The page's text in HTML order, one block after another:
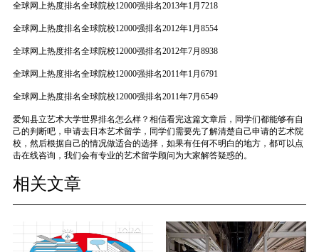
全球网上热度排名全球院校12000强排名2013年1月7218
全球网上热度排名全球院校12000强排名2012年1月8554
全球网上热度排名全球院校12000强排名2012年7月8938
全球网上热度排名全球院校12000强排名2011年1月6791
全球网上热度排名全球院校12000强排名2011年7月6549
爱知县立艺术大学世界排名怎么样？相信看完这篇文章后，同学们都能够有自
己的判断吧，申请去日本艺术留学，同学们需要先了解清楚自己申请的艺术院
校，然后根据自己的情况做适合的选择，如果有任何不明白的地方，都可以点
击在线咨询，我们会有专业的艺术留学顾问为大家解答疑惑的。
相关文章